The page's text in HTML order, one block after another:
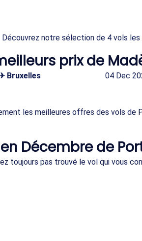
Découvrez notre sélection de 4 vols
prix de
Bruxelles 04 Dec
les meilleures offres des vols de
Décembre de
toujours pas trouvé le vol qui vous